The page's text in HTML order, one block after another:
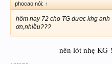
phocao nói: ↑
hôm nay 72 cho TG dươc khg
ơn,nhiều???
nên lót nhẹ KG